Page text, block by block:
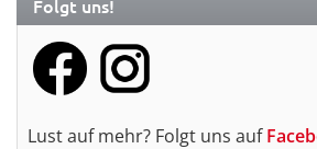
Folgt uns!
Lust auf mehr? Folgt uns auf